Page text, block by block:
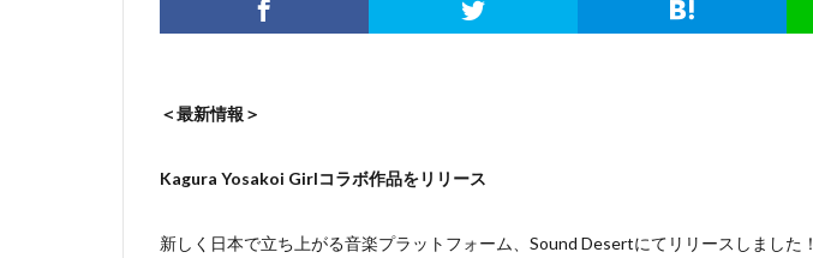
＜最新情報＞
Kagura Yosakoi Girlコラボ作品をリリース
新しく日本で立ち上がる音楽プラットフォーム、Sound Desertにてリリースしました！